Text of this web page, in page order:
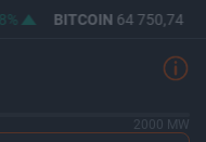
BITCOIN64 750,74
2000 MW